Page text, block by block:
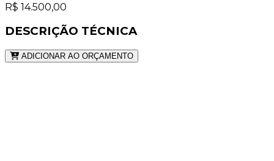
R$ 14.500,00
DESCRIÇÃO TÉCNICA
ADICIONAR AO ORÇAMENTO